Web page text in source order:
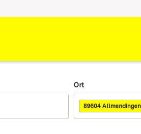
Ort
89604 Allmendingen